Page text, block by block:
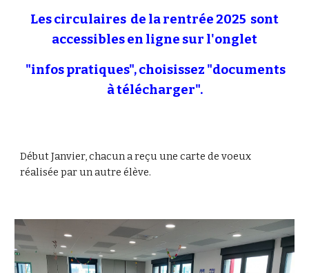
Les circulaires de la rentrée 2025 sont
accessibles en ligne sur l'onglet
"infos pratiques", choisissez "documents
à télécharger".
Début Janvier, chacun a reçu une carte de voeux
réalisée par un autre élève.